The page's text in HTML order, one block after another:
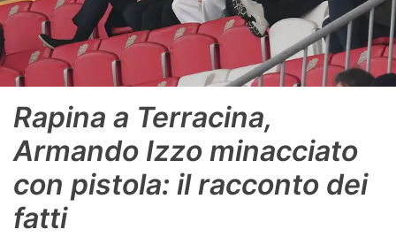
Rapina a Terracina,
Armando Izzo minacciato
con pistola: il racconto dei
fatti